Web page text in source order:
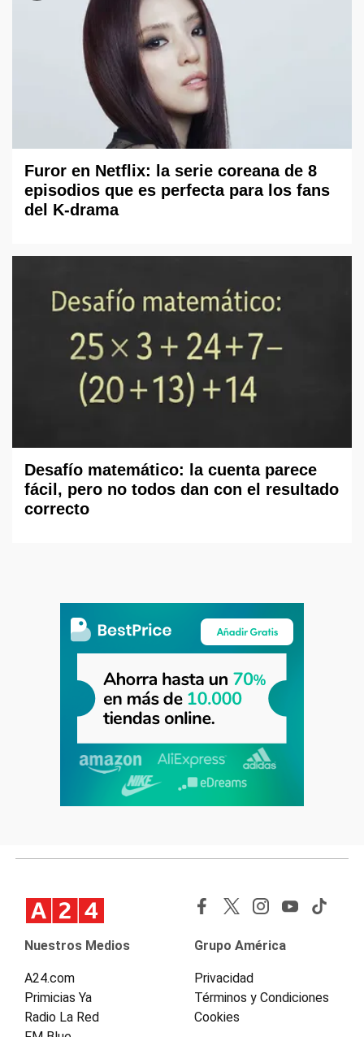
Furor en Netflix: la serie coreana de 8
episodios que es perfecta para los fans
del K-drama
Desafío matemático: la cuenta parece
fácil, pero no todos dan con el resultado
correcto
Nuestros Medios
A24.com
Primicias Ya
Radio La Red
Grupo América
Privacidad
Términos y Condiciones
Cookies